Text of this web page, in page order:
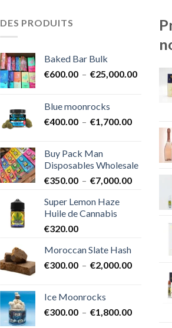
DES PRODUITS
Baked Bar Bulk
€600.00 – €25,000.00Plage
Blue moonrocks
€400.00 – €1,700.00Plage
€400.00
à
€1,700.00
Buy Pack Man
Disposables Wholesale
€350.00 – €7,000.00Plage
Super Lemon Haze
Huile de Cannabis
€320.00
Moroccan Slate Hash
€300.00 – €2,000.00Plage
à
Ice Moonrocks
€300.00 – €1,800.00Plage